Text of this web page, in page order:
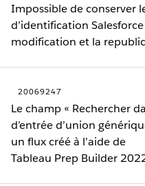
Impossible de conserver
d’identification
modification et la
20069247
Le champ « Rechercher
d’entrée d’union
un flux créé à l’aide de
Tableau Prep Builder